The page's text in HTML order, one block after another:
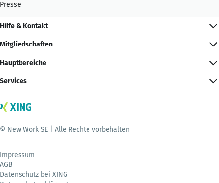
Presse
Hilfe & Kontakt
Mitgliedschaften
Hauptbereiche
Services
© New Work SE | Alle Rechte vorbehalten
Impressum
AGB
Datenschutz bei XING